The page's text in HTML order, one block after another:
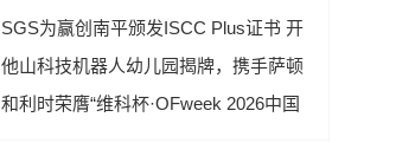
2026中国智能制造行业年度卓越领军企
SGS为赢创南平颁发ISCC Plus证书 开
启化工循环经济新历程
他山科技机器人幼儿园揭牌，携手萨顿
教授与生态伙伴，共启具身智能“启蒙时
和利时荣膺“维科杯·OFweek 2026中国